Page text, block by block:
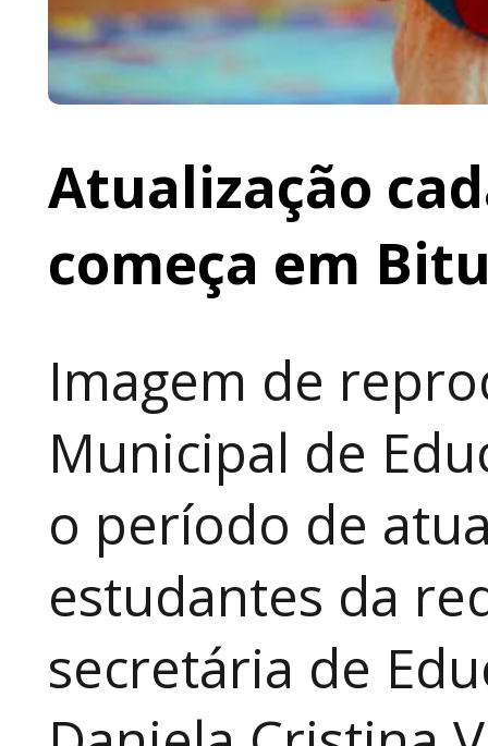
Atualização
começa em
Imagem de
Municipal de
o período de
estudantes da
secretária de